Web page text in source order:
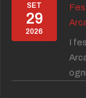
SET
29
2026
I